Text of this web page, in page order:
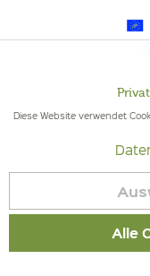
QUALITÄT AUS
Diese Website verwendet
Alle